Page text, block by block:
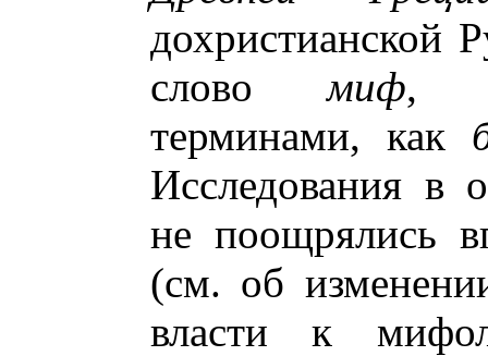
дохристианской
словомиф,
терминами, как
Исследования в
не поощрялись
(см. об
власти к